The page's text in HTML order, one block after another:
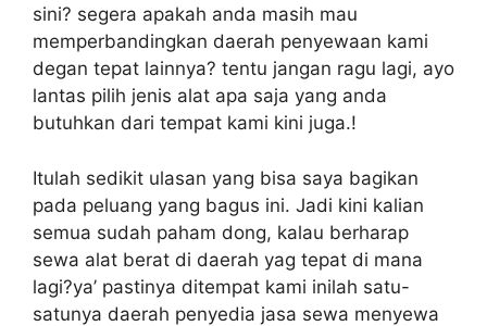
sini? segera apakah anda masih mau
memperbandingkan daerah penyewaan kami
degan tepat lainnya? tentu jangan ragu lagi, ayo
lantas pilih jenis alat apa saja yang anda
butuhkan dari tempat kami kini juga.!
Itulah sedikit ulasan yang bisa saya bagikan
pada peluang yang bagus ini. Jadi kini kalian
semua sudah paham dong, kalau berharap
sewa alat berat di daerah yag tepat di mana
lagi?ya’ pastinya ditempat kami inilah satu-
satunya daerah penyedia jasa sewa menyewa